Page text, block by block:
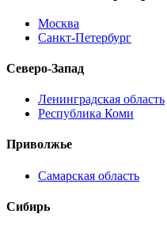
Москва
Санкт-Петербург
Северо-Запад
Ленинградская область
Республика Коми
Приволжье
Самарская область
Сибирь